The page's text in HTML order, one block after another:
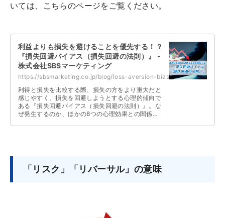
いては、こちらのページをご覧ください。
利益よりも損失を避けることを優先する！？
『損失回避バイアス（損失回避の法則）』 -
株式会社SBSマーケティング
https://sbsmarketing.co.jp/blog/loss-aversion-bias-2023-06/
利得と損失を比較する際、損失の方をより重大だと
感じやすく、損失を回避しようとする心理的傾向で
ある『損失回避バイアス（損失回避の法則）』。な
ぜ発生するのか、ほかの8つの心理効果との関係
「リスク」「リバーサル」の意味